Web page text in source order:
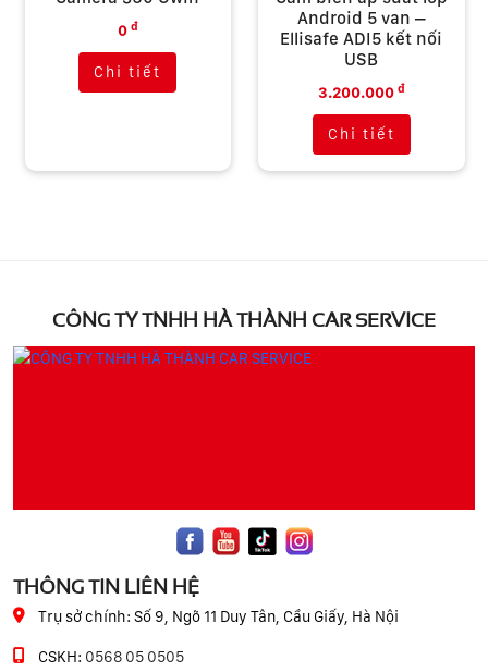
Android 5 van –
Ellisafe ADI5 kết nối
USB
3.200.000đ
minh GOTECH GT10
PRO
0đ
Chi tiết
CÔNG TY TNHH HÀ THÀNH CAR SERVICE
THÔNG TIN LIÊN HỆ
Trụ sở chính: Số 9, Ngõ 11 Duy Tân, Cầu Giấy, Hà Nội
CSKH: 0568 05 0505